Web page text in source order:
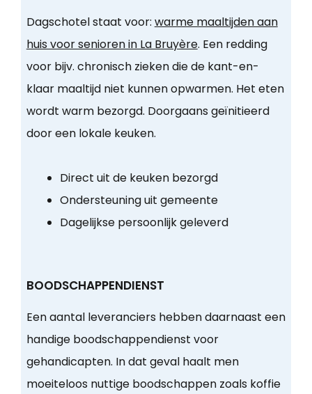
Dagschotel staat voor: warme maaltijden aan
huis voor senioren in La Bruyère. Een redding
voor bijv. chronisch zieken die de kant-en-
klaar maaltijd niet kunnen opwarmen. Het eten
wordt warm bezorgd. Doorgaans geïnitieerd
door een lokale keuken.
Direct uit de keuken bezorgd
Ondersteuning uit gemeente
Dagelijkse persoonlijk geleverd
BOODSCHAPPENDIENST
Een aantal leveranciers hebben daarnaast een
handige boodschappendienst voor
gehandicapten. In dat geval haalt men
moeiteloos nuttige boodschappen zoals koffie